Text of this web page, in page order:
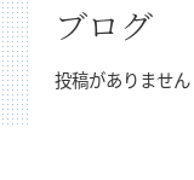
ブログ
投稿がありません